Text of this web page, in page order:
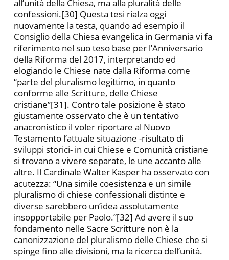
all’unità della Chiesa, ma alla pluralità delle
confessioni.[30] Questa tesi rialza oggi
nuovamente la testa, quando ad esempio il
Consiglio della Chiesa evangelica in Germania vi fa
riferimento nel suo teso base per l’Anniversario
della Riforma del 2017, interpretando ed
elogiando le Chiese nate dalla Riforma come
“parte del pluralismo legittimo, in quanto
conforme alle Scritture, delle Chiese
cristiane”[31]. Contro tale posizione è stato
giustamente osservato che è un tentativo
anacronistico il voler riportare al Nuovo
Testamento l’attuale situazione -risultato di
sviluppi storici- in cui Chiese e Comunità cristiane
si trovano a vivere separate, le une accanto alle
altre. Il Cardinale Walter Kasper ha osservato con
acutezza: “Una simile coesistenza e un simile
pluralismo di chiese confessionali distinte e
diverse sarebbero un’idea assolutamente
insopportabile per Paolo.”[32] Ad avere il suo
fondamento nelle Sacre Scritture non è la
canonizzazione del pluralismo delle Chiese che si
spinge fino alle divisioni, ma la ricerca dell’unità.